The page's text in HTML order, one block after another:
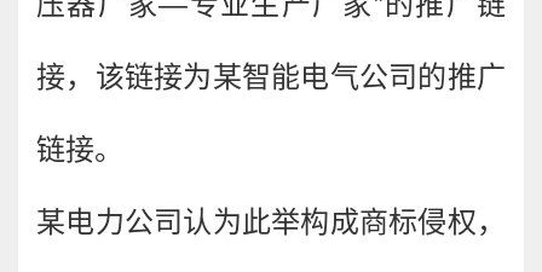
接，该链接为某智能电气公司的推广
链接。
某电力公司认为此举构成商标侵权，